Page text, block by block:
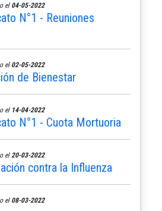
el 04-05-2022
N°1 - Reuniones
el 02-05-2022
de Bienestar
el 14-04-2022
N°1 - Cuota Mortuoria
el 20-03-2022
contra la Influenza
el 08-03-2022